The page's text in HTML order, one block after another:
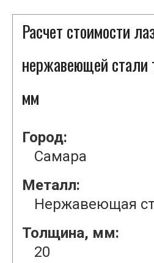
Расчет стоимости
нержавеющей
мм
Город:
Самара
Металл:
Нержавеющая
Толщина, мм:
20